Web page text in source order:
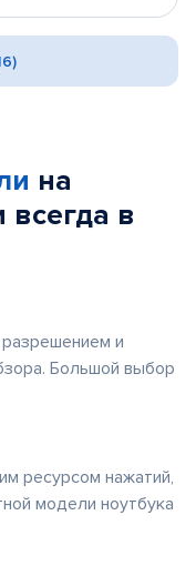
на
всегда в
и
Большой выбор
ресурсом нажатий,
модели ноутбука